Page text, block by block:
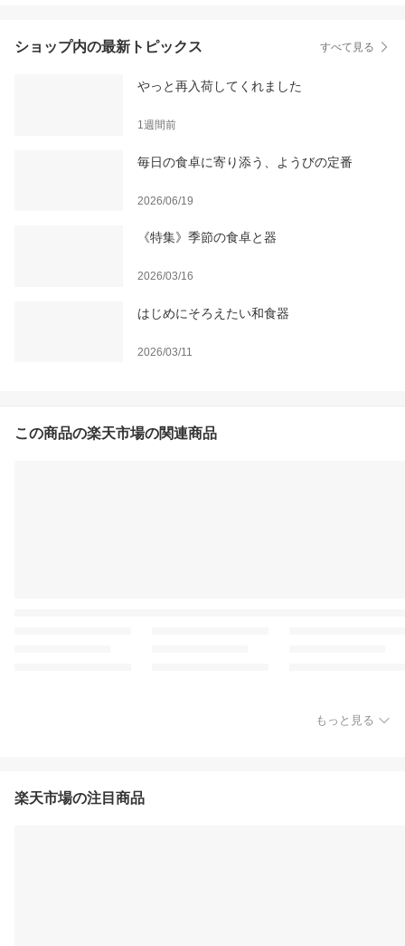
ショップ内の最新トピックス すべて見る
やっと再入荷してくれました
1週間前
毎日の食卓に寄り添う、ようびの定番
2026/06/19
《特集》季節の食卓と器
2026/03/16
はじめにそろえたい和食器
2026/03/11
この商品の楽天市場の関連商品
もっと見る
楽天市場の注目商品